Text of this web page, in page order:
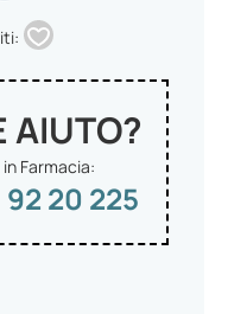
AIUTO?
Farmacia:
92 20 225